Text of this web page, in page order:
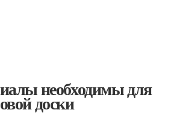
необходимы для
доски